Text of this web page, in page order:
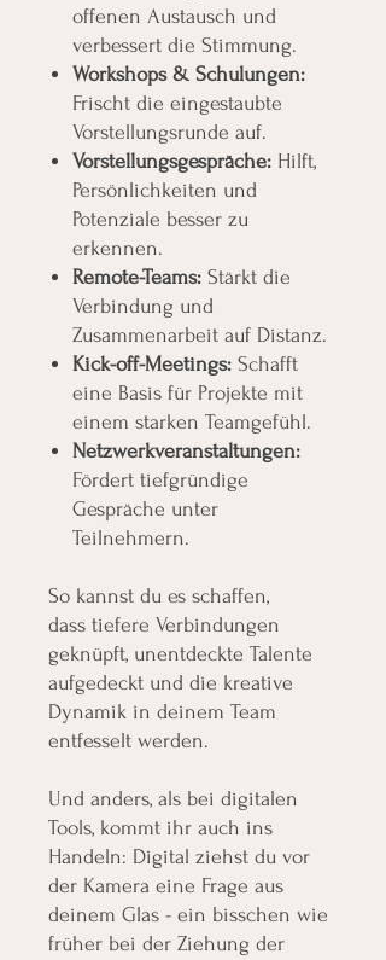
offenen Austausch und
verbessert die Stimmung.
Workshops & Schulungen:
Frischt die eingestaubte
Vorstellungsrunde auf.
Vorstellungsgespräche: Hilft,
Persönlichkeiten und
Potenziale besser zu
erkennen.
Remote-Teams: Stärkt die
Verbindung und
Zusammenarbeit auf Distanz.
Kick-off-Meetings: Schafft
eine Basis für Projekte mit
einem starken Teamgefühl.
Netzwerkveranstaltungen:
Fördert tiefgründige
Gespräche unter
Teilnehmern.
So kannst du es schaffen,
dass tiefere Verbindungen
geknüpft, unentdeckte Talente
aufgedeckt und die kreative
Dynamik in deinem Team
entfesselt werden.
Und anders, als bei digitalen
Tools, kommt ihr auch ins
Handeln: Digital ziehst du vor
der Kamera eine Frage aus
deinem Glas - ein bisschen wie
früher bei der Ziehung der